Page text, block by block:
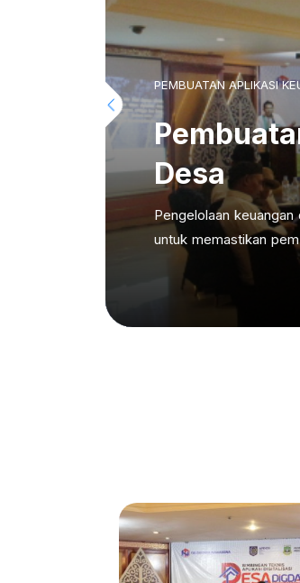
PEMBUATAN APLIKASI
Desa
Pengelolaan
untuk memastikan